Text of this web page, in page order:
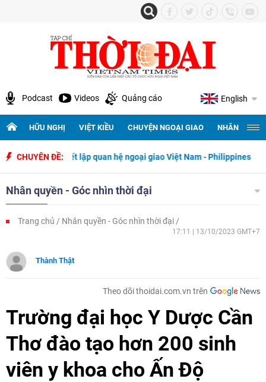
Podcast Videos Quảng cáo English
HỮU NGHỊ VIỆT KIỀU CHUYỆN NGOẠI GIAO NHÂN
CHUYÊN ĐỀ:
thiết lập quan hệ ngoại giao Việt Nam - Philippines 500
Nhân quyền - Góc nhìn thời đại
Trang chủ Nhân quyền - Góc nhìn thời đại
17:11 | 13/10/2023 GMT+7
Thành Thật
Theo dõi thoidai.com.vn trên
Trường đại học Y Dược Cần
Thơ đào tạo hơn 200 sinh
viên y khoa cho Ấn Độ